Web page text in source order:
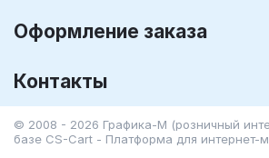
Оформление заказа
Контакты
© 2008 - 2026 Графика-М (розничный
базе CS-Cart - Платформа для интернет-